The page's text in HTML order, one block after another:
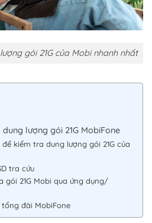
gói 21G của Mobi nhanh nhất
lượng gói 21G MobiFone
để kiểm tra dung lượng gói 21G của
tra cứu
gói 21G Mobi qua ứng dụng/
tổng đài MobiFone